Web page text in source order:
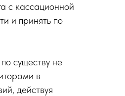
с кассационной
и принять по
существу не
в
действуя